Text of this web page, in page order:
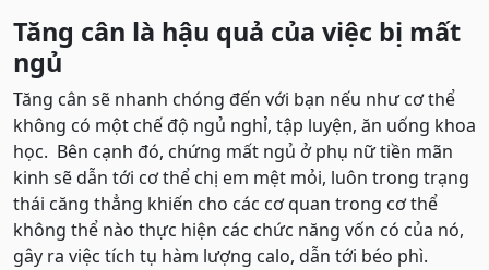
Tăng cân là hậu quả của việc bị mất
ngủ
Tăng cân sẽ nhanh chóng đến với bạn nếu như cơ thể
không có một chế độ ngủ nghỉ, tập luyện, ăn uống khoa
học. Bên cạnh đó, chứng mất ngủ ở phụ nữ tiền mãn
kinh sẽ dẫn tới cơ thể chị em mệt mỏi, luôn trong trạng
thái căng thẳng khiến cho các cơ quan trong cơ thể
không thể nào thực hiện các chức năng vốn có của nó,
gây ra việc tích tụ hàm lượng calo, dẫn tới béo phì.